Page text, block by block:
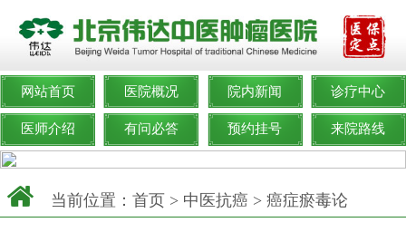
网站首页 医院概况 院内新闻 诊疗中心
医师介绍 有问必答 预约挂号 来院路线
当前位置： 首页 > 中医抗癌 > 癌症瘀毒论